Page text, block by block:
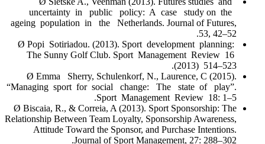
uncertainty in public policy: A case study on the
ageing population in the Netherlands. Journal of Futures,
53, 42–52.
Ø Popi Sotiriadou. (2013). Sport development planning:
The Sunny Golf Club. Sport Management Review 16
(2013) 514–523.
Ø Emma Sherry, Schulenkorf, N., Laurence, C (2015).
“Managing sport for social change: The state of play”.
Sport Management Review 18: 1–5.
Ø Biscaia, R., & Correia, A (2013). Sport Sponsorship: The
Relationship Between Team Loyalty, Sponsorship Awareness,
Attitude Toward the Sponsor, and Purchase Intentions.
Journal of Sport Management, 27: 288–302.